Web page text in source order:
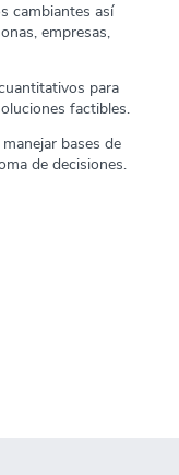
cambiantes así
empresas,
para
factibles.
bases de
de decisiones.
capacidad de
de liderar equipos
de los
de los agentes